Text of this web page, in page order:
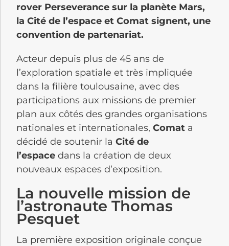
rover Perseverance sur la planète Mars,
la Cité de l’espace et Comat signent, une
convention de partenariat.
Acteur depuis plus de 45 ans de
l’exploration spatiale et très impliquée
dans la filière toulousaine, avec des
participations aux missions de premier
plan aux côtés des grandes organisations
nationales et internationales, Comat a
décidé de soutenir la Cité de
l’espace dans la création de deux
nouveaux espaces d’exposition.
La nouvelle mission de
l’astronaute Thomas
Pesquet
La première exposition originale conçue